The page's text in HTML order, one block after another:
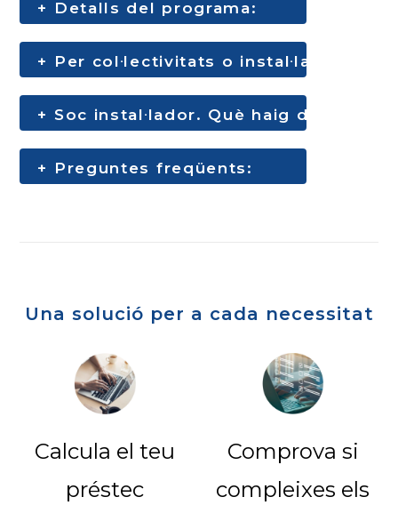
Una solució per a cada necessitat
Calcula el teu
préstec
Comprova si
compleixes els